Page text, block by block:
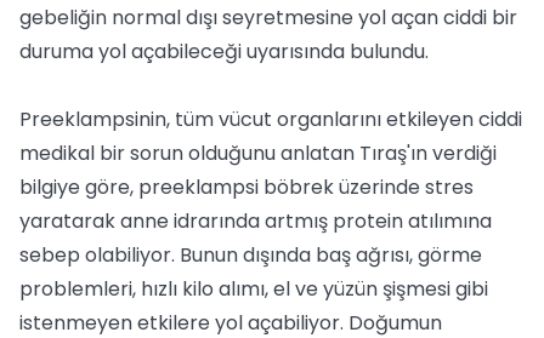
gebeliğin normal dışı seyretmesine yol açan ciddi bir
duruma yol açabileceği uyarısında bulundu.
Preeklampsinin, tüm vücut organlarını etkileyen ciddi
medikal bir sorun olduğunu anlatan Tıraş'ın verdiği
bilgiye göre, preeklampsi böbrek üzerinde stres
yaratarak anne idrarında artmış protein atılımına
sebep olabiliyor. Bunun dışında baş ağrısı, görme
problemleri, hızlı kilo alımı, el ve yüzün şişmesi gibi
istenmeyen etkilere yol açabiliyor. Doğumun